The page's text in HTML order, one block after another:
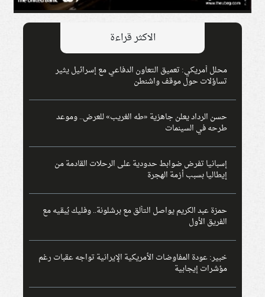
الاكثر قراءة
محلل أمريكي: تعميق التعاون الدفاعي مع إسرائيل يثير
تساؤلات حول موقف واشنطن
حسن الرداد يعلن جاهزية «طه الغريب» للعرض.. وموعد
طرحه في السينمات
إسبانيا تفرض ضوابط حدودية على الرحلات القادمة من
إيطاليا بسبب أزمة الهجرة
حمزة عبد الكريم يواصل التألق مع برشلونة.. وفليك يُبقيه مع
الفريق الأول
خبير: عودة المفاوضات الأمريكية الإيرانية تواجه عقبات رغم
مؤشرات إيجابية